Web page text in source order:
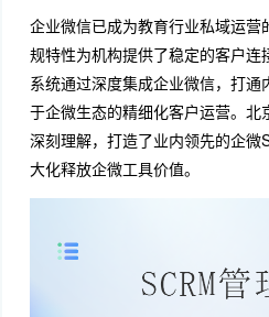
企业微信已成为教育行业私域运
规特性为机构提供了稳定的客户连
系统通过深度集成企业微信，打
于企微生态的精细化客户运营。
深刻理解，打造了业内领先的企
大化释放企微工具价值。